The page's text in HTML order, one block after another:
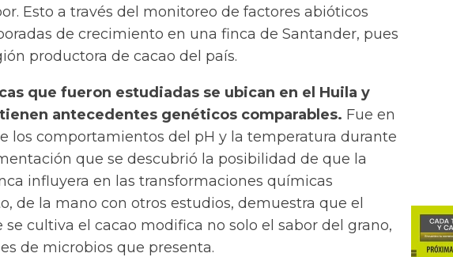
Esto a través del monitoreo de factores abióticos
de crecimiento en una finca de Santander, pues
productora de cacao del país.
que fueron estudiadas se ubican en el Huila y
antecedentes genéticos comparables. Fue en
los comportamientos del pH y la temperatura durante
que se descubrió la posibilidad de que la
influyera en las transformaciones químicas
de la mano con otros estudios, demuestra que el
cultiva el cacao modifica no solo el sabor del grano,
de microbios que presenta.